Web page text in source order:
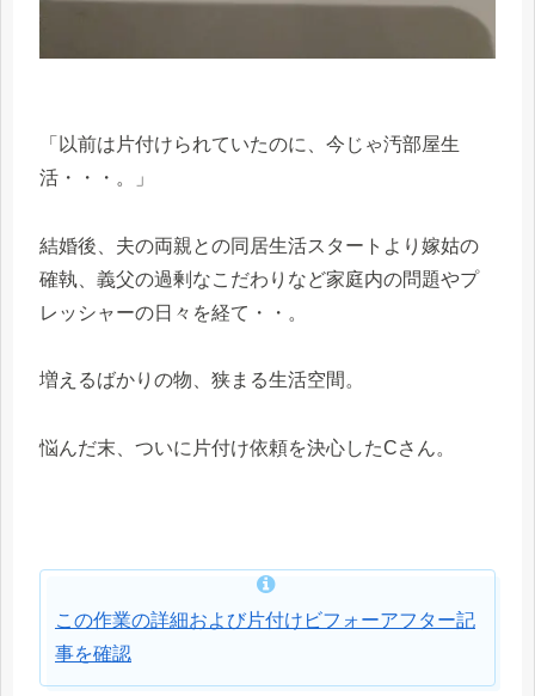
「以前は片付けられていたのに、今じゃ汚部屋生
活・・・。」
結婚後、夫の両親との同居生活スタートより嫁姑の
確執、義父の過剰なこだわりなど家庭内の問題やプ
レッシャーの日々を経て・・。
増えるばかりの物、狭まる生活空間。
悩んだ末、ついに片付け依頼を決心したCさん。
この作業の詳細および片付けビフォーアフター記
事を確認